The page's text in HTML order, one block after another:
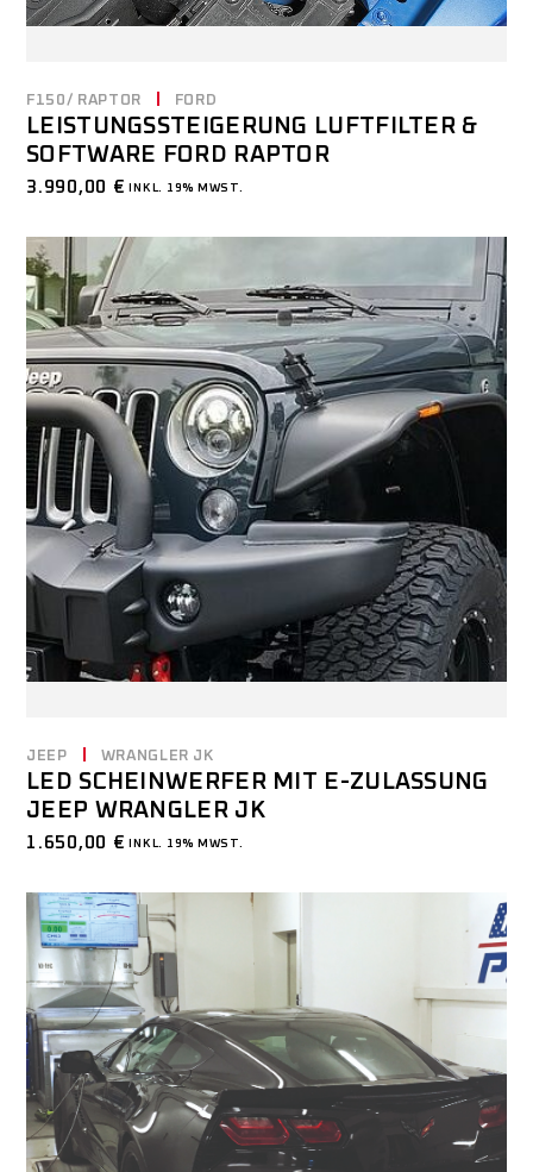
F150/ RAPTOR FORD
LEISTUNGSSTEIGERUNG LUFTFILTER &
SOFTWARE FORD RAPTOR
3.990,00 € INKL. 19% MWST.
JEEP WRANGLER JK
LED SCHEINWERFER MIT E-ZULASSUNG
JEEP WRANGLER JK
1.650,00 € INKL. 19% MWST.